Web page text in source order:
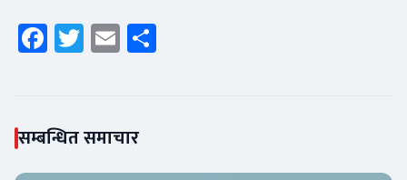
Facebook
Twitter
Email
सम्बन्धित समाचार